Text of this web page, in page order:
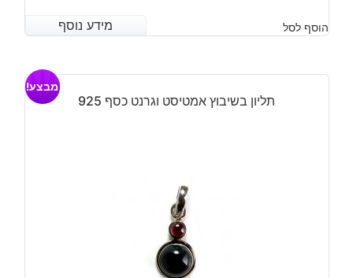
המקורי
היה:
₪210.
הנוכחי
הוא:
₪180.
מידע נוסף הוסף לסל מידע נוסף
תליון בשיבוץ אמטיסט וגרנט כסף 925
מבצע!